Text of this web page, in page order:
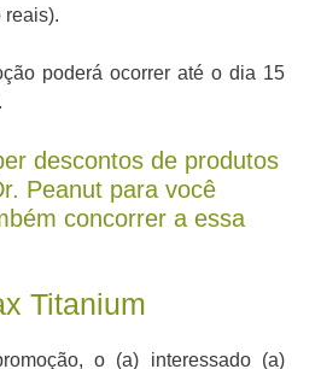
reais).
poderá ocorrer até o dia 15
descontos de produtos
Peanut para você
concorrer a essa
Titanium
o (a) interessado (a)